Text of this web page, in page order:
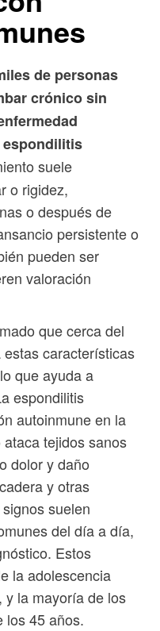
de personas
crónico sin
suele
o rigidez,
o después de
persistente o
pueden ser
valoración
que cerca del
características
que ayuda a
espondilitis
autoinmune en la
tejidos sanos
dolor y daño
y otras
suelen
del día a día,
Estos
la adolescencia
y la mayoría de los
los 45 años.